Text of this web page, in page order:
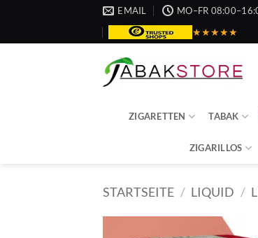
springen
EMAIL MO–FR
★★★★★
ZIGARETTEN TABAK
ZIGARILLOS
STARTSEITE / LIQUID /